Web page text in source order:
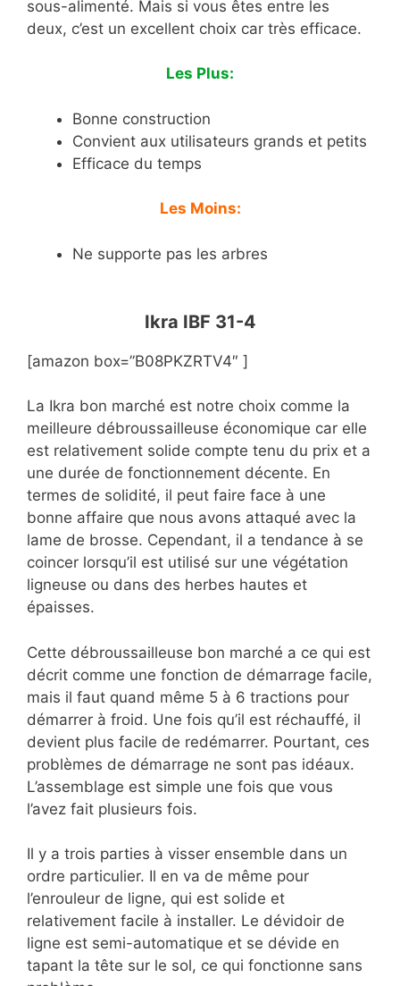
sous-alimenté. Mais si vous êtes entre les
deux, c’est un excellent choix car très efficace.
Les Plus:
Bonne construction
Convient aux utilisateurs grands et petits
Efficace du temps
Les Moins:
Ne supporte pas les arbres
Ikra IBF 31-4
[amazon box=”B08PKZRTV4″ ]
La Ikra bon marché est notre choix comme la
meilleure débroussailleuse économique car elle
est relativement solide compte tenu du prix et a
une durée de fonctionnement décente. En
termes de solidité, il peut faire face à une
bonne affaire que nous avons attaqué avec la
lame de brosse. Cependant, il a tendance à se
coincer lorsqu’il est utilisé sur une végétation
ligneuse ou dans des herbes hautes et
épaisses.
Cette débroussailleuse bon marché a ce qui est
décrit comme une fonction de démarrage facile,
mais il faut quand même 5 à 6 tractions pour
démarrer à froid. Une fois qu’il est réchauffé, il
devient plus facile de redémarrer. Pourtant, ces
problèmes de démarrage ne sont pas idéaux.
L’assemblage est simple une fois que vous
l’avez fait plusieurs fois.
Il y a trois parties à visser ensemble dans un
ordre particulier. Il en va de même pour
l’enrouleur de ligne, qui est solide et
relativement facile à installer. Le dévidoir de
ligne est semi-automatique et se dévide en
tapant la tête sur le sol, ce qui fonctionne sans